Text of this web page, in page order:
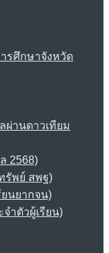
รศึกษาจังหวัด
ผ่านดาวเทียม
2568)
รัพย์ สพฐ)
นยากจน)
ำตัวผู้เรียน)